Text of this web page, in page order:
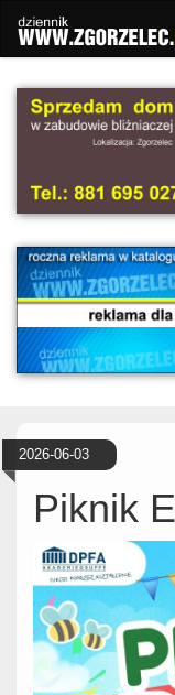
2026-06-03
Piknik